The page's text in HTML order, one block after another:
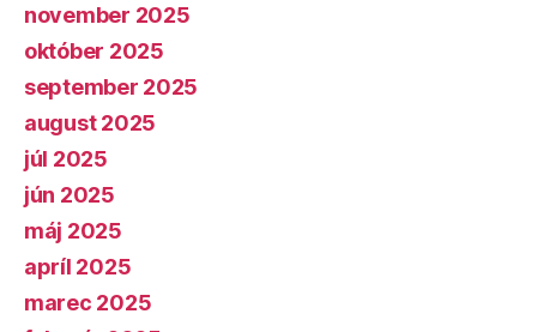
november 2025
október 2025
september 2025
august 2025
júl 2025
jún 2025
máj 2025
apríl 2025
marec 2025